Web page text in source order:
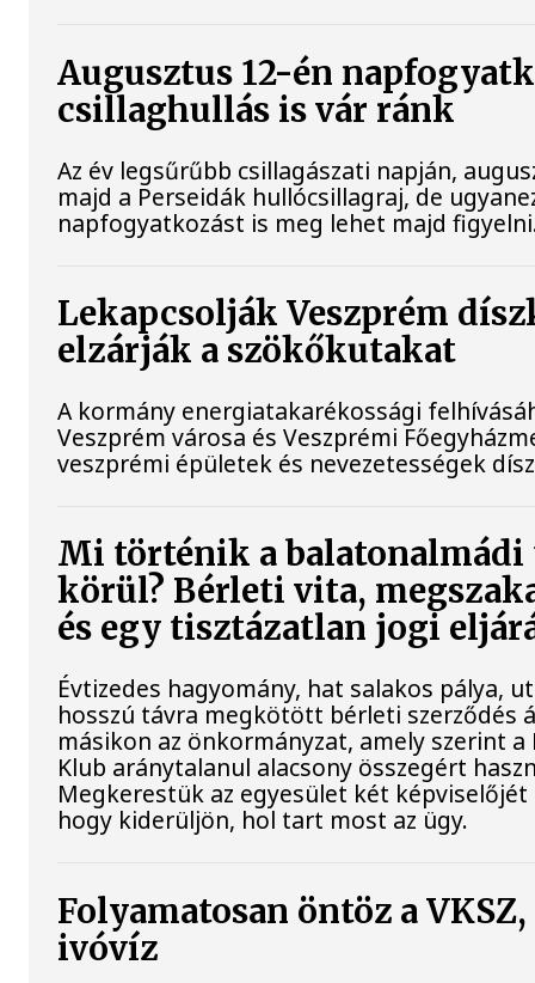
Augusztus 12-én
csillaghullás is vár ránk
Az év legsűrűbb csillagászati napján,
majd a Perseidák hullócsillagraj, de
napfogyatkozást is meg lehet majd
Lekapcsolják Veszprém
elzárják a szökőkutakat
A kormány energiatakarékossági
Veszprém városa és Veszprémi
veszprémi épületek és nevezetességek
Mi történik a balatonalmádi
körül? Bérleti vita,
és egy tisztázatlan jogi
Évtizedes hagyomány, hat salakos pálya,
hosszú távra megkötött bérleti szerződés
másikon az önkormányzat, amely szerint
Klub aránytalanul alacsony összegért
Megkerestük az egyesület két
hogy kiderüljön, hol tart most az ügy.
Folyamatosan öntöz a
ivóvíz